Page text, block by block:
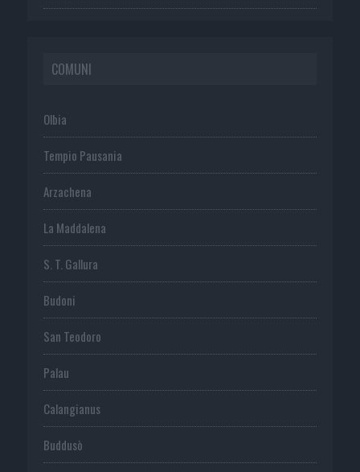
COMUNI
Olbia
Tempio Pausania
Arzachena
La Maddalena
S. T. Gallura
Budoni
San Teodoro
Palau
Calangianus
Buddusò